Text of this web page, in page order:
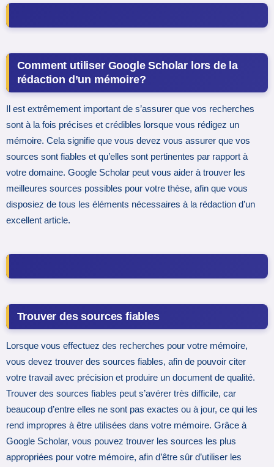
Comment utiliser Google Scholar lors de la
rédaction d’un mémoire?
Il est extrêmement important de s’assurer que vos recherches
sont à la fois précises et crédibles lorsque vous rédigez un
mémoire. Cela signifie que vous devez vous assurer que vos
sources sont fiables et qu’elles sont pertinentes par rapport à
votre domaine. Google Scholar peut vous aider à trouver les
meilleures sources possibles pour votre thèse, afin que vous
disposiez de tous les éléments nécessaires à la rédaction d’un
excellent article.
Trouver des sources fiables
Lorsque vous effectuez des recherches pour votre mémoire,
vous devez trouver des sources fiables, afin de pouvoir citer
votre travail avec précision et produire un document de qualité.
Trouver des sources fiables peut s’avérer très difficile, car
beaucoup d’entre elles ne sont pas exactes ou à jour, ce qui les
rend impropres à être utilisées dans votre mémoire. Grâce à
Google Scholar, vous pouvez trouver les sources les plus
appropriées pour votre mémoire, afin d’être sûr d’utiliser les